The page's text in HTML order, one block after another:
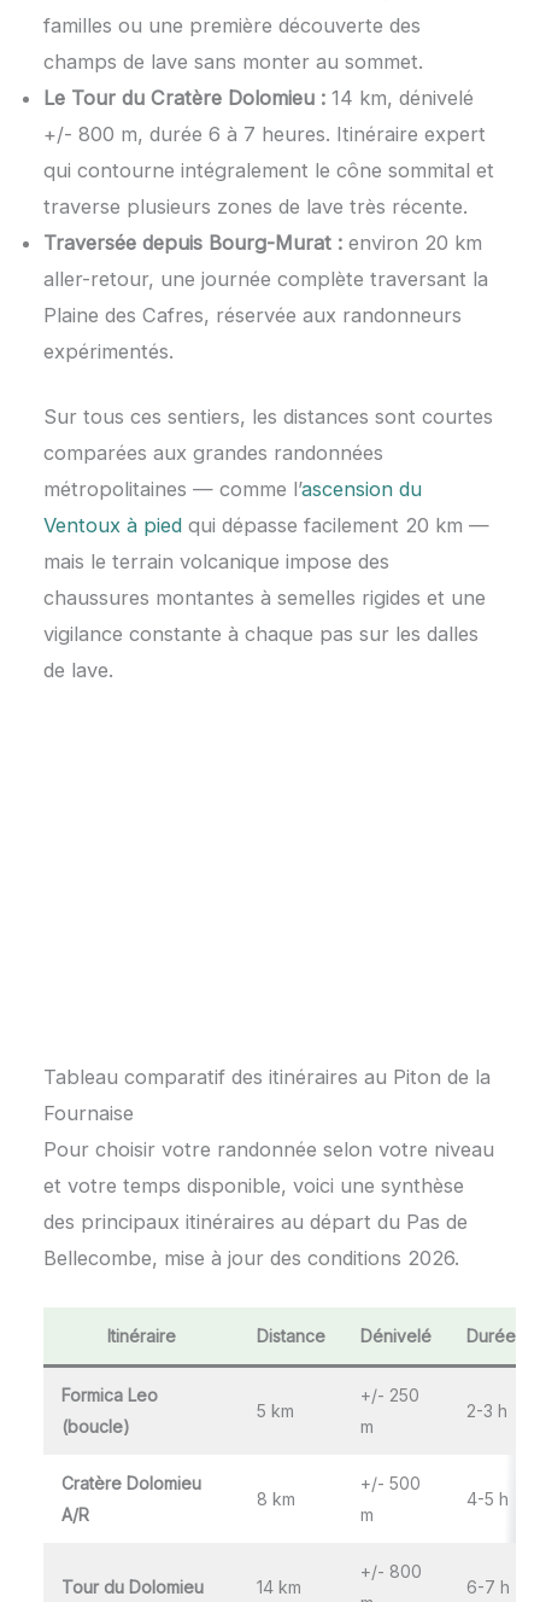
familles ou une première découverte des
champs de lave sans monter au sommet.
Le Tour du Cratère Dolomieu : 14 km, dénivelé
+/- 800 m, durée 6 à 7 heures. Itinéraire expert
qui contourne intégralement le cône sommital et
traverse plusieurs zones de lave très récente.
Traversée depuis Bourg-Murat : environ 20 km
aller-retour, une journée complète traversant la
Plaine des Cafres, réservée aux randonneurs
expérimentés.
Sur tous ces sentiers, les distances sont courtes
comparées aux grandes randonnées
métropolitaines — comme l’ascension du
Ventoux à pied qui dépasse facilement 20 km —
mais le terrain volcanique impose des
chaussures montantes à semelles rigides et une
vigilance constante à chaque pas sur les dalles
de lave.
Tableau comparatif des itinéraires au Piton de la
Fournaise
Pour choisir votre randonnée selon votre niveau
et votre temps disponible, voici une synthèse
des principaux itinéraires au départ du Pas de
Bellecombe, mise à jour des conditions 2026.
Itinéraire Distance Dénivelé Durée
Formica Leo
(boucle)
5 km
+/- 250
m
2-3 h
Cratère Dolomieu
A/R
8 km
+/- 500
m
4-5 h
Tour du Dolomieu 14 km
+/- 800
6-7 h